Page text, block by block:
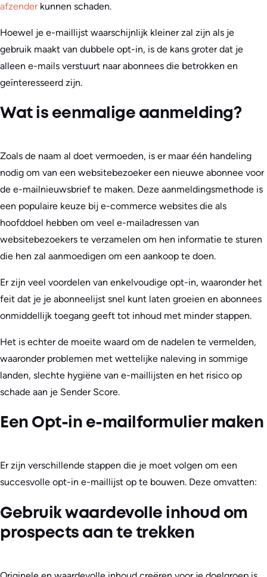
afzenderkunnen schaden.
Hoewel je e-maillijst waarschijnlijk kleiner zal zijn als je
gebruik maakt van dubbele opt-in, is de kans groter dat je
alleen e-mails verstuurt naar abonnees die betrokken en
geïnteresseerd zijn.
Wat is eenmalige aanmelding?
Zoals de naam al doet vermoeden, is er maar één handeling
nodig om van een websitebezoeker een nieuwe abonnee voor
de e-mailnieuwsbrief te maken. Deze aanmeldingsmethode is
een populaire keuze bij e-commerce websites die als
hoofddoel hebben om veel e-mailadressen van
websitebezoekers te verzamelen om hen informatie te sturen
die hen zal aanmoedigen om een aankoop te doen.
Er zijn veel voordelen van enkelvoudige opt-in, waaronder het
feit dat je je abonneelijst snel kunt laten groeien en abonnees
onmiddellijk toegang geeft tot inhoud met minder stappen.
Het is echter de moeite waard om de nadelen te vermelden,
waaronder problemen met wettelijke naleving in sommige
landen, slechte hygiëne van e-maillijsten en het risico op
schade aan je Sender Score.
Een Opt-in e-mailformulier maken
Er zijn verschillende stappen die je moet volgen om een
succesvolle opt-in e-maillijst op te bouwen. Deze omvatten:
Gebruik waardevolle inhoud om
prospects aan te trekken